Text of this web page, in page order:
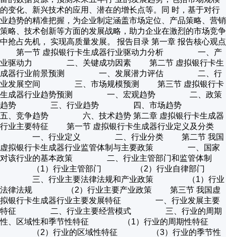
的变化、新兴技术的应用、潜在的增长点等。同 时，基于对行
业趋势的精准把握，为企业制定涵盖市场定位、产品策略、营销
策略、技术创新等方面的发展战略，助力企业在激烈的市场竞争
中抢占先机， 实现高质量发展。 报告目录 第一章 报告核心观点
第一节 虚拟银行卡生成器行业驱动力分析 一、产
业驱动力 二、关键成功因素 第二节 虚拟银行卡生
成器行业前景预测 一、发展潜力评估 二、行
业发展空间 三、市场规模预测 第三节 虚拟银行卡
生成器行业趋势预测 一、宏观趋势 二、政策
趋势 三、行业趋势 四、市场趋势
五、竞争趋势 六、技术趋势 第二章 虚拟银行卡生成器
行业主要特征 第一节 虚拟银行卡生成器行业定义及分类
一、行业定义 二、行业分类 第二节 我国
虚拟银行卡生成器行业监管体制与主要政策 一、国家
对该行业的基本政策 二、行业主管部门和监管体制
（1）行业主管部门 （2）行业自律部门
三、行业主要法律法规和产业政策 （1）行业
法律法规 （2）行业主要产业政策 第三节 我国虚
拟银行卡生成器行业主要发展特征 一、行业发展主要
特征 二、行业主要经营模式 三、行业的周期
性、区域性和季节性特征 （1）行业的周期性特征
（2）行业的区域性特征 （3）行业的季节性